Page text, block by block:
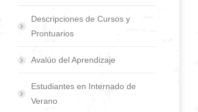
Descripciones de Cursos y
Prontuarios
Avalúo del Aprendizaje
Estudiantes en Internado de
Verano